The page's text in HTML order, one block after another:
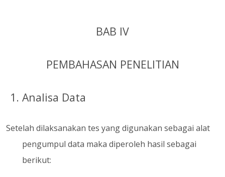
BAB IV
PEMBAHASAN PENELITIAN
1. Analisa Data
Setelah dilaksanakan tes yang digunakan sebagai alat
pengumpul data maka diperoleh hasil sebagai
berikut: